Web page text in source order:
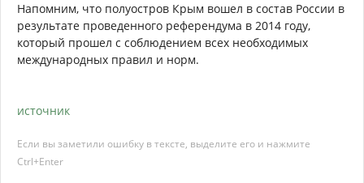
Напомним, что полуостров Крым вошел в состав России в
результате проведенного референдума в 2014 году,
который прошел с соблюдением всех необходимых
международных правил и норм.
источник
Если вы заметили ошибку в тексте, выделите его и нажмите
Ctrl+Enter